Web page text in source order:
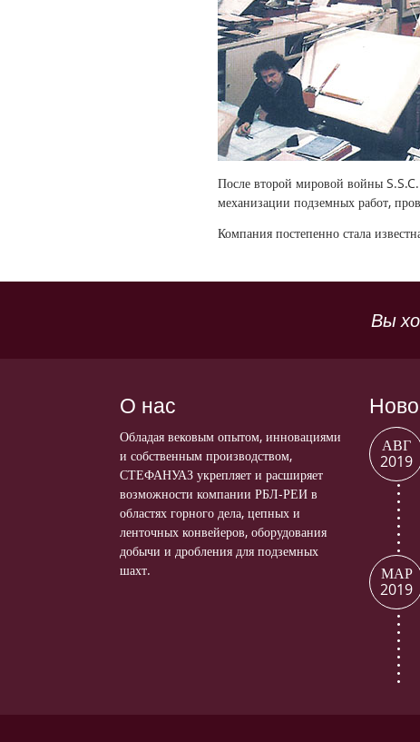
После второй мировой войны
механизации подземных работ,
Компания постепенно стала
Вы
О нас
Обладая вековым опытом, инновациями
и собственным производством,
СТЕФАНУАЗ укрепляет и расширяет
возможности компании РБЛ-РЕИ в
областях горного дела, цепных и
ленточных конвейеров, оборудования
добычи и дробления для подземных
шахт.
АВГ
2019
МАР
2019